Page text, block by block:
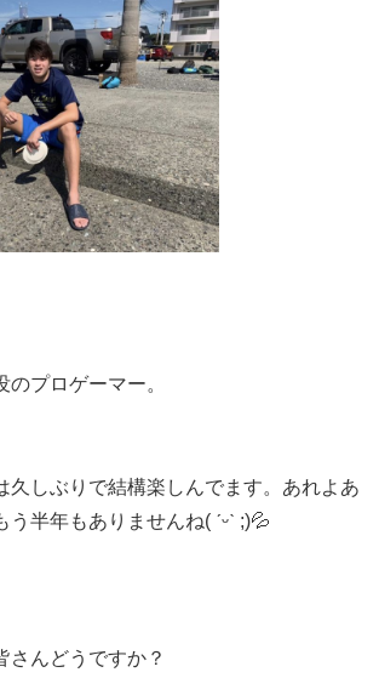
のプロゲーマー。
久しぶりで結構楽しんでます。あれよあ
半年もありませんね( ˊᵕˋ ;)💦
さんどうですか？